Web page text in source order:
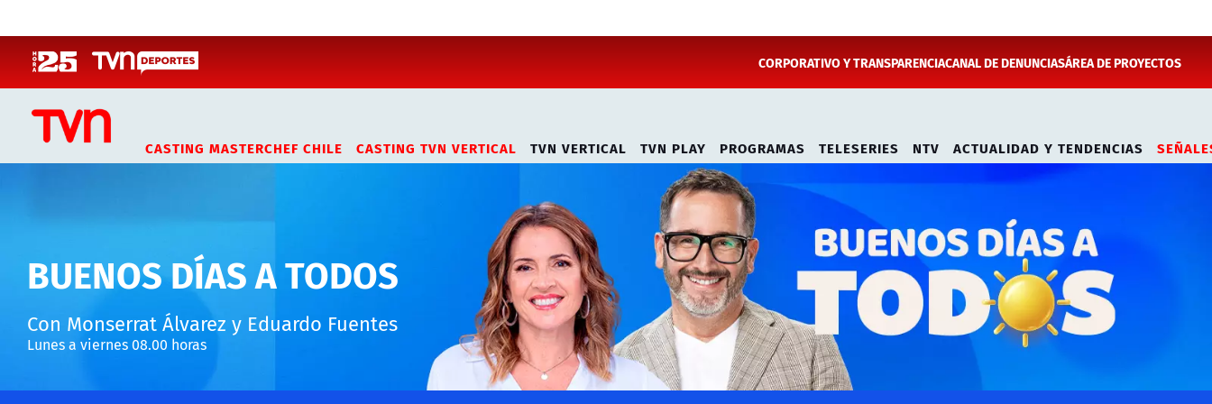
CORPORATIVO Y TRANSPARENCIACANAL DE DENUNCIASÁREA DE PROYECTOS
CASTING MASTERCHEF CHILE CASTING TVN VERTICAL TVN VERTICAL TVN PLAY PROGRAMAS TELESERIES NTV ACTUALIDAD Y TENDENCIAS
BUENOS DÍAS A TODOS
Con Monserrat Álvarez y Eduardo Fuentes
Lunes a viernes 08.00 horas